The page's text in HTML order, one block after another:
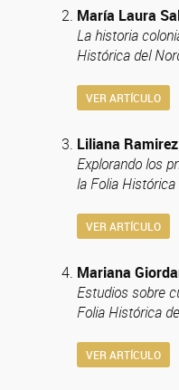
María Laura
La historia
Histórica del
VER ARTÍCULO
Liliana Ramirez
Explorando los
la Folia
VER ARTÍCULO
Mariana
Estudios sobre
Folia Histórica
VER ARTÍCULO